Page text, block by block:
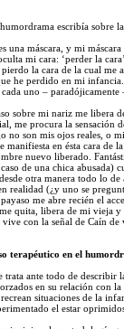
escribía sobre
una máscara, y mi
mi cara: ‘perder la
pierdo la cara de la cual
he perdido en mi
uno –
sobre mi nariz me libera
me procura la sensación
no son mis ojos reales, o
manifiesta en ésta cara de
nuevo liberado.
de una chica abusada)
otra manera todo lo
realidad (¿y uno se
me abre recién el
quita, libera de mi vieja
con la señal de Caín de
terapéutico en el
trata ante todo de describir
en su relación con
situaciones de la
el estar